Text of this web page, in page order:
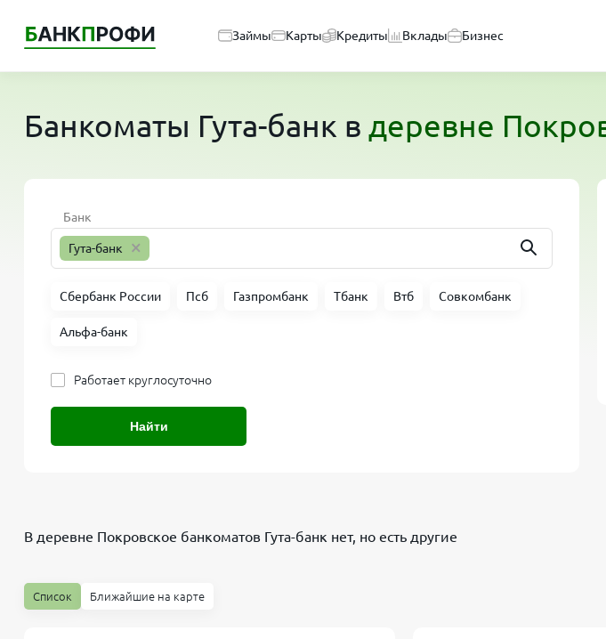
Займы Карты Кредиты Вклады Бизнес
Банкоматы Гута-банк в деревне
Банк
Гута-банк ×
Сбербанк России Псб Газпромбанк Тбанк Втб Совкомбанк
Альфа-банк
Работает круглосуточно
Найти
В деревне Покровское банкоматов Гута-банк нет, но есть другие
Список Ближайшие на карте